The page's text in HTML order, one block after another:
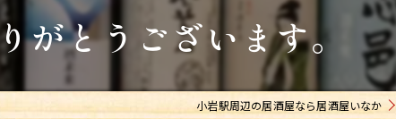
日本酒
一人飲み
お通し
がとうございます。
小岩駅周辺の居酒屋なら居酒屋いなか